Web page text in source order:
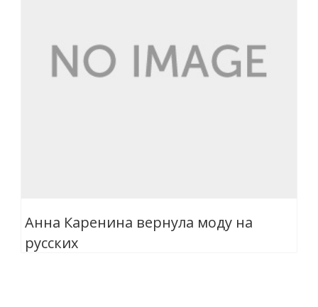
Анна Каренина вернула моду на
русских